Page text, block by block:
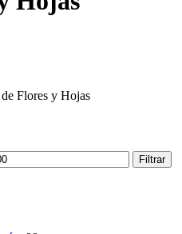
Flores y Hojas
Filtrar